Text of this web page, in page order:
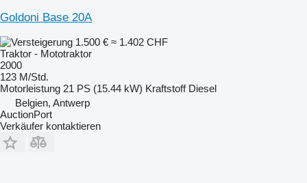
Goldoni Base 20A
1.500 € ≈ 1.402 CHF
Traktor - Mototraktor
2000
123 M/Std.
Motorleistung 21 PS (15.44 kW) Kraftstoff Diesel
Belgien, Antwerp
AuctionPort
Verkäufer kontaktieren